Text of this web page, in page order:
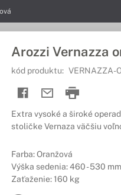
Arozzi Vernazza
kód produktu: VERNAZZA-
Extra vysoké a široké
stoličke Vernaza väčšiu
Farba: Oranžová
Výška sedenia: 460 - 530 mm
Zaťaženie: 160 kg